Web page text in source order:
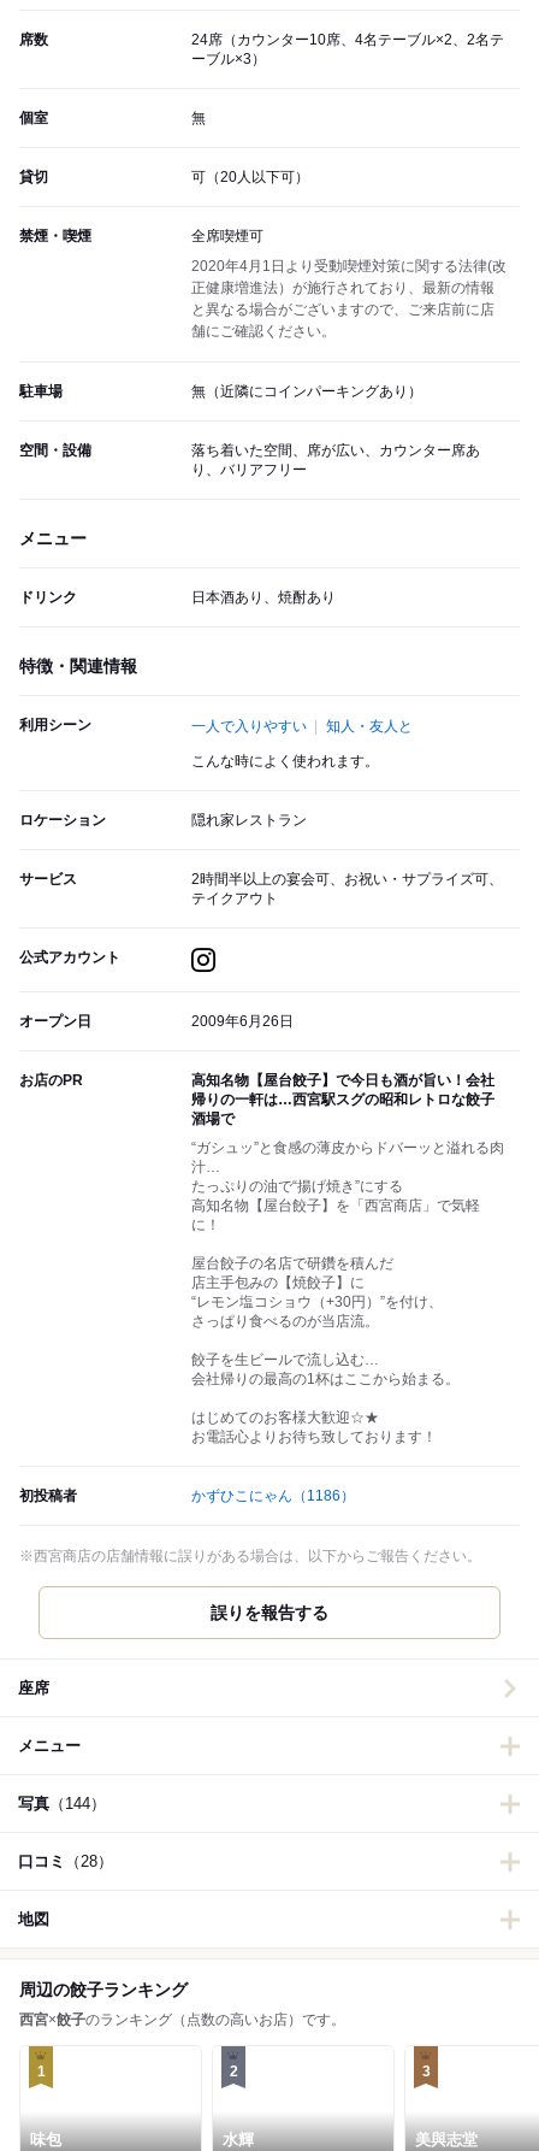
席数
24席（カウンター10席、4名テーブル×2、2名テ
ーブル×3）
個室 無
貸切 可（20人以下可）
禁煙・喫煙
全席喫煙可
2020年4月1日より受動喫煙対策に関する法律(改
正健康増進法）が施行されており、最新の情報
と異なる場合がございますので、ご来店前に店
舗にご確認ください。
駐車場 無（近隣にコインパーキングあり）
空間・設備
落ち着いた空間、席が広い、カウンター席あ
り、バリアフリー
メニュー
ドリンク 日本酒あり、焼酎あり
特徴・関連情報
利用シーン 一人で入りやすい 知人・友人と
こんな時によく使われます。
ロケーション 隠れ家レストラン
サービス
2時間半以上の宴会可、お祝い・サプライズ可、
テイクアウト
公式アカウント
オープン日 2009年6月26日
お店のPR
高知名物【屋台餃子】で今日も酒が旨い！会社
帰りの一軒は…西宮駅スグの昭和レトロな餃子
酒場で
“ガシュッ”と食感の薄皮からドバーッと溢れる肉
汁…
たっぷりの油で“揚げ焼き”にする
高知名物【屋台餃子】を「西宮商店」で気軽
に！
屋台餃子の名店で研鑽を積んだ
店主手包みの【焼餃子】に
“レモン塩コショウ（+30円）”を付け、
さっぱり食べるのが当店流。
餃子を生ビールで流し込む…
会社帰りの最高の1杯はここから始まる。
はじめてのお客様大歓迎☆★
お電話心よりお待ち致しております！
初投稿者 かずひこにゃん （1186）
※西宮商店の店舗情報に誤りがある場合は、以下からご報告ください。
誤りを報告する
座席
メニュー
写真 （144）
口コミ （28）
地図
周辺の餃子ランキング
西宮×餃子のランキング（点数の高いお店）です。
1
味包
2
水輝
3
美與志堂